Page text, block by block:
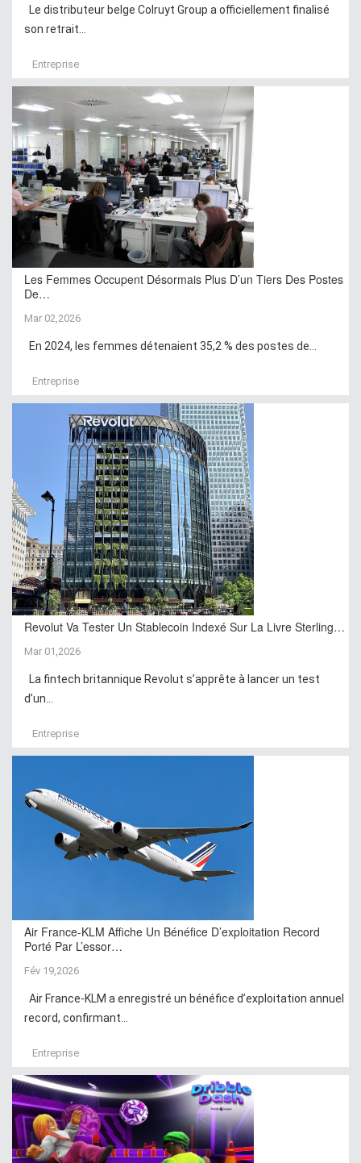
Le distributeur belge Colruyt Group a officiellement finalisé
son retrait...
Entreprise
Les Femmes Occupent Désormais Plus D’un Tiers Des Postes
De…
Mar 02,2026
En 2024, les femmes détenaient 35,2 % des postes de...
Entreprise
Revolut Va Tester Un Stablecoin Indexé Sur La Livre Sterling…
Mar 01,2026
La fintech britannique Revolut s’apprête à lancer un test
d’un...
Entreprise
Air France-KLM Affiche Un Bénéfice D’exploitation Record
Porté Par L’essor…
Fév 19,2026
Air France-KLM a enregistré un bénéfice d’exploitation annuel
record, confirmant...
Entreprise